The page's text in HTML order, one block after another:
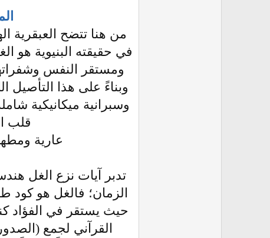
من هنا تتضح العبقرية
في حقيقته البنيوية هو
ومستقر النفس
وبناءً على هذا
وسبرانية ميكانيكية
قلب
عارية
تدبر آيات نزع الغل
الزمان؛ فالغل هو
حيث يستقر في الفؤاد
القرآني لجمع